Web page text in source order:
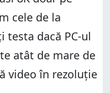
cele de la
testa dacă PC-ul
atât de mare de
video în rezoluție